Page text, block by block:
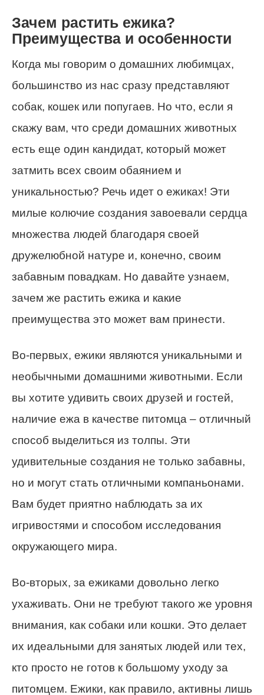
Зачем растить ежика?
Преимущества и особенности
Когда мы говорим о домашних любимцах,
большинство из нас сразу представляют
собак, кошек или попугаев. Но что, если я
скажу вам, что среди домашних животных
есть еще один кандидат, который может
затмить всех своим обаянием и
уникальностью? Речь идет о ежиках! Эти
милые колючие создания завоевали сердца
множества людей благодаря своей
дружелюбной натуре и, конечно, своим
забавным повадкам. Но давайте узнаем,
зачем же растить ежика и какие
преимущества это может вам принести.
Во-первых, ежики являются уникальными и
необычными домашними животными. Если
вы хотите удивить своих друзей и гостей,
наличие ежа в качестве питомца – отличный
способ выделиться из толпы. Эти
удивительные создания не только забавны,
но и могут стать отличными компаньонами.
Вам будет приятно наблюдать за их
игривостями и способом исследования
окружающего мира.
Во-вторых, за ежиками довольно легко
ухаживать. Они не требуют такого же уровня
внимания, как собаки или кошки. Это делает
их идеальными для занятых людей или тех,
кто просто не готов к большому уходу за
питомцем. Ежики, как правило, активны лишь